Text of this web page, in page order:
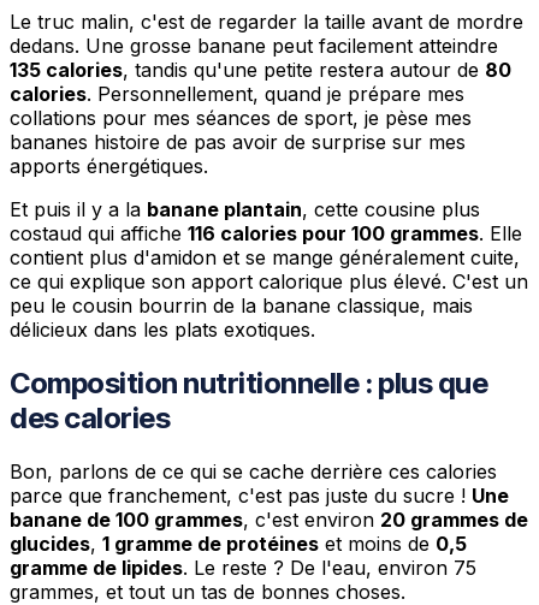
Le truc malin, c'est de regarder la taille avant de mordre
dedans. Une grosse banane peut facilement atteindre
135 calories, tandis qu'une petite restera autour de 80
calories. Personnellement, quand je prépare mes
collations pour mes séances de sport, je pèse mes
bananes histoire de pas avoir de surprise sur mes
apports énergétiques.
Et puis il y a la banane plantain, cette cousine plus
costaud qui affiche 116 calories pour 100 grammes. Elle
contient plus d'amidon et se mange généralement cuite,
ce qui explique son apport calorique plus élevé. C'est un
peu le cousin bourrin de la banane classique, mais
délicieux dans les plats exotiques.
Composition nutritionnelle : plus que
des calories
Bon, parlons de ce qui se cache derrière ces calories
parce que franchement, c'est pas juste du sucre ! Une
banane de 100 grammes, c'est environ 20 grammes de
glucides, 1 gramme de protéines et moins de 0,5
gramme de lipides. Le reste ? De l'eau, environ 75
grammes, et tout un tas de bonnes choses.